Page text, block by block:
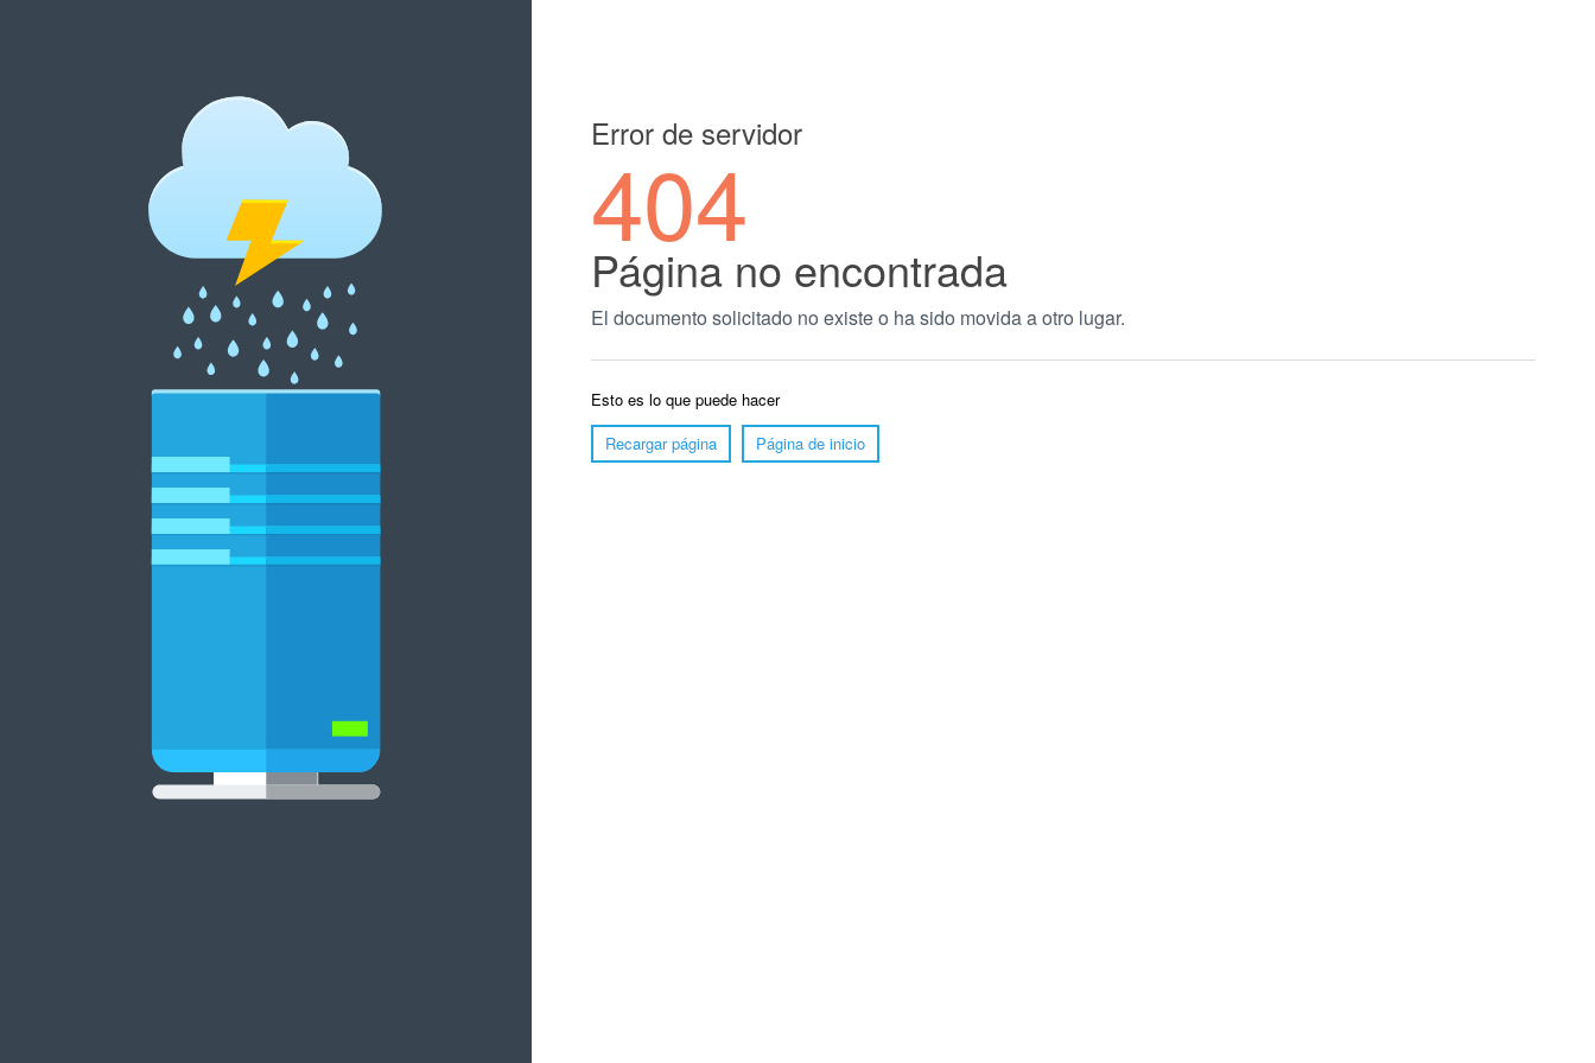
Error de servidor
404
Página no encontrada
El documento solicitado no existe o ha sido movida a otro lugar.
Esto es lo que puede hacer
Recargar página
Página de inicio